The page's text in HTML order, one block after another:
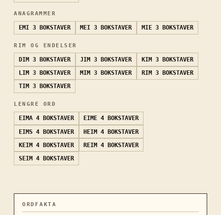
ANAGRAMMER
EMI 3 BOKSTAVER MEI 3 BOKSTAVER MIE 3 BOKSTAVER
RIM OG ENDELSER
DIM 3 BOKSTAVER JIM 3 BOKSTAVER KIM 3 BOKSTAVER
LIM 3 BOKSTAVER MIM 3 BOKSTAVER RIM 3 BOKSTAVER
TIM 3 BOKSTAVER
LENGRE ORD
EIMA 4 BOKSTAVER EIME 4 BOKSTAVER
EIMS 4 BOKSTAVER HEIM 4 BOKSTAVER
KEIM 4 BOKSTAVER REIM 4 BOKSTAVER
SEIM 4 BOKSTAVER
ORDFAKTA